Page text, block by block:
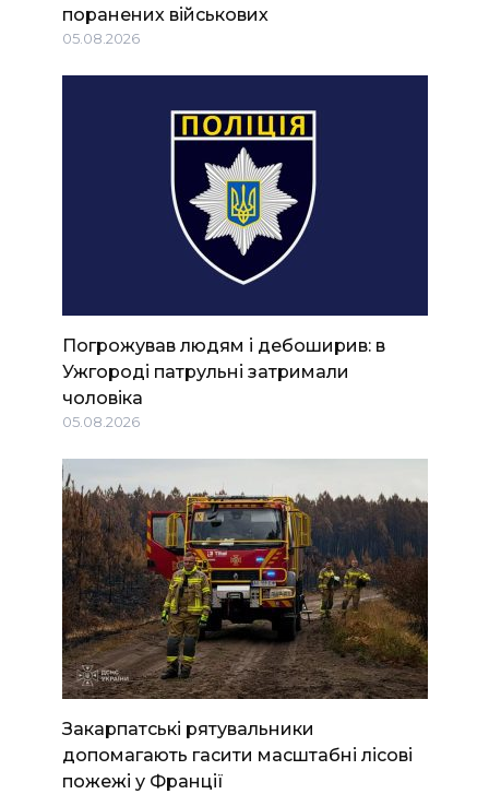
поранених військових
05.08.2026
Погрожував людям і дебоширив: в
Ужгороді патрульні затримали
чоловіка
05.08.2026
Закарпатські рятувальники
допомагають гасити масштабні лісові
пожежі у Франції